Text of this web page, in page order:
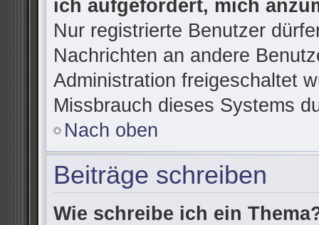
ich aufgefordert, mich
Nur registrierte Benutzer
Nachrichten an andere
Administration freigeschaltet
Missbrauch dieses Systems
Nach oben
Beiträge schreiben
Wie schreibe ich ein